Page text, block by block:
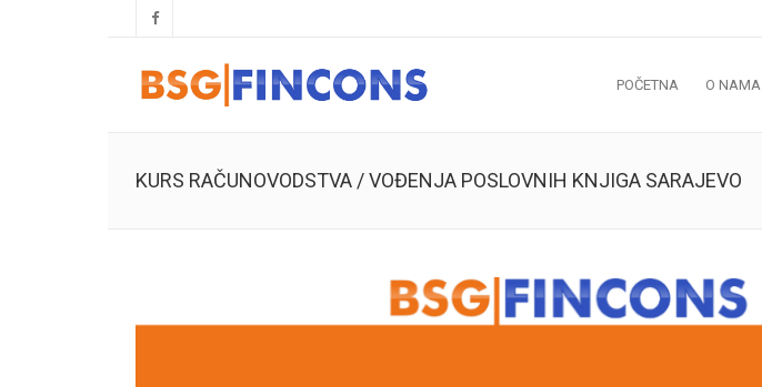
POČETNA O NAMA
KURS RAČUNOVODSTVA / VOĐENJA POSLOVNIH KNJIGA SARAJEVO